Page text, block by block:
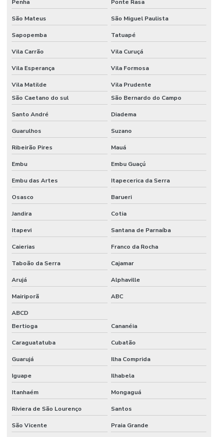
Fornecedor De Etiquetas No Rio Grande Do Sul
Fornecedor De Etiquetas Térmicas Adesivas Em Minas Gerais
Fornecedor De Ribbon Cera No Paraná
Fornecedor Ribbon Cera 110x74 Em Minas Gerais
Fornecedores De Etiquetas Bopp Adesiva No Paraná
Fornecedores De Etiquetas Para Móveis Rs
Fornecedores De Etiquetas Removíveis
Fornecedores De Etiquetas Tag Para Roupas
Fornecedores De Etiquetas Térmicas Adesivas No Paraná
Fornecedores De Ribbon Cera Sul
Onde Comprar Etiquetas Couche Paraná
Onde Comprar Etiquetas Para Roupas Em Paraná
Onde Comprar Etiquetas Térmicas Adesivas No Sul
Onde Comprar Ribbon Cera 1 Polegada
Onde Comprar Ribbon Cera 110x74 No Paraná
Onde Comprar Ribbon Cera No Sul
Onde Comprar Ribbon Misto Paraná
Preço De Etiqueta De Gondola Branca Ou Amarela
Penha Ponte Rasa
São Mateus São Miguel Paulista
Sapopemba Tatuapé
Vila Carrão Vila Curuçá
Vila Esperança Vila Formosa
Vila Matilde
Vila Prudente
São Caetano do sul
São Bernardo do Campo
Santo André Diadema
Guarulhos Suzano
Ribeirão Pires Mauá
Embu Embu Guaçú
Embu das Artes Itapecerica da Serra
Osasco Barueri
Jandira Cotia
Itapevi Santana de Parnaíba
Caierias Franco da Rocha
Taboão da Serra Cajamar
Arujá Alphaville
Mairiporã ABC
ABCD
Bertioga
Cananéia
Caraguatatuba Cubatão
Guarujá Ilha Comprida
Iguape Ilhabela
Itanhaém Mongaguá
Riviera de São Lourenço Santos
São Vicente Praia Grande